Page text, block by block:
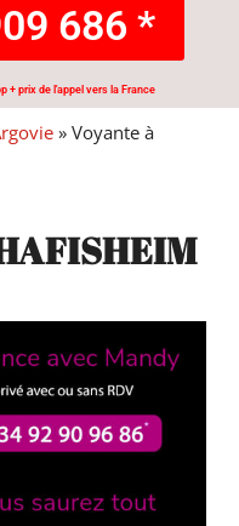
686 *
+ prix de l'appel vers la France
» Voyante à